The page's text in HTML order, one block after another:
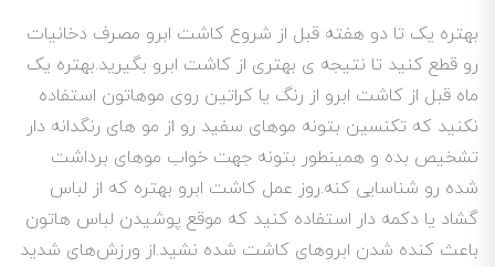
بهتره یک تا دو هفته قبل از شروع کاشت ابرو مصرف دخانیات
رو قطع کنید تا نتیجه ی بهتری از کاشت ابرو بگیرید.بهتره یک
ماه قبل از کاشت ابرو از رنگ یا کراتین روی موهاتون استفاده
نکنید که تکنسین بتونه موهای سفید رو از مو های رنگدانه دار
تشخیص بده و همینطور بتونه جهت خواب موهای برداشت
شده رو شناسایی کنه‌.روز عمل کاشت ابرو بهتره که از لباس
گشاد یا دکمه دار استفاده کنید که موقع پوشیدن لباس هاتون
باعث کنده شدن ابروهای کاشت شده نشید.از ورزش‌های شدید